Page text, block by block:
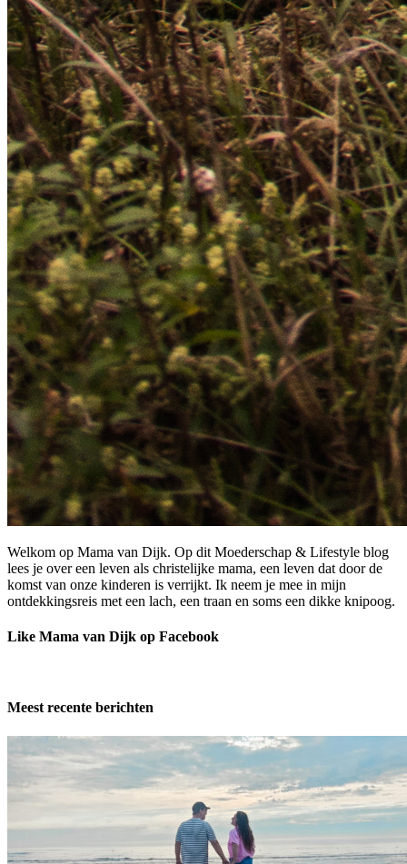
Welkom op Mama van Dijk. Op dit Moederschap & Lifestyle blog
lees je over een leven als christelijke mama, een leven dat door de
komst van onze kinderen is verrijkt. Ik neem je mee in mijn
ontdekkingsreis met een lach, een traan en soms een dikke knipoog.
Like Mama van Dijk op Facebook
Meest recente berichten